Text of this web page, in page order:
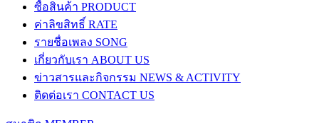
ซื้อสินค้า PRODUCT
ค่าลิขสิทธิ์ RATE
รายชื่อเพลง SONG
เกี่ยวกับเรา ABOUT US
ข่าวสารและกิจกรรม NEWS & ACTIVITY
ติดต่อเรา CONTACT US